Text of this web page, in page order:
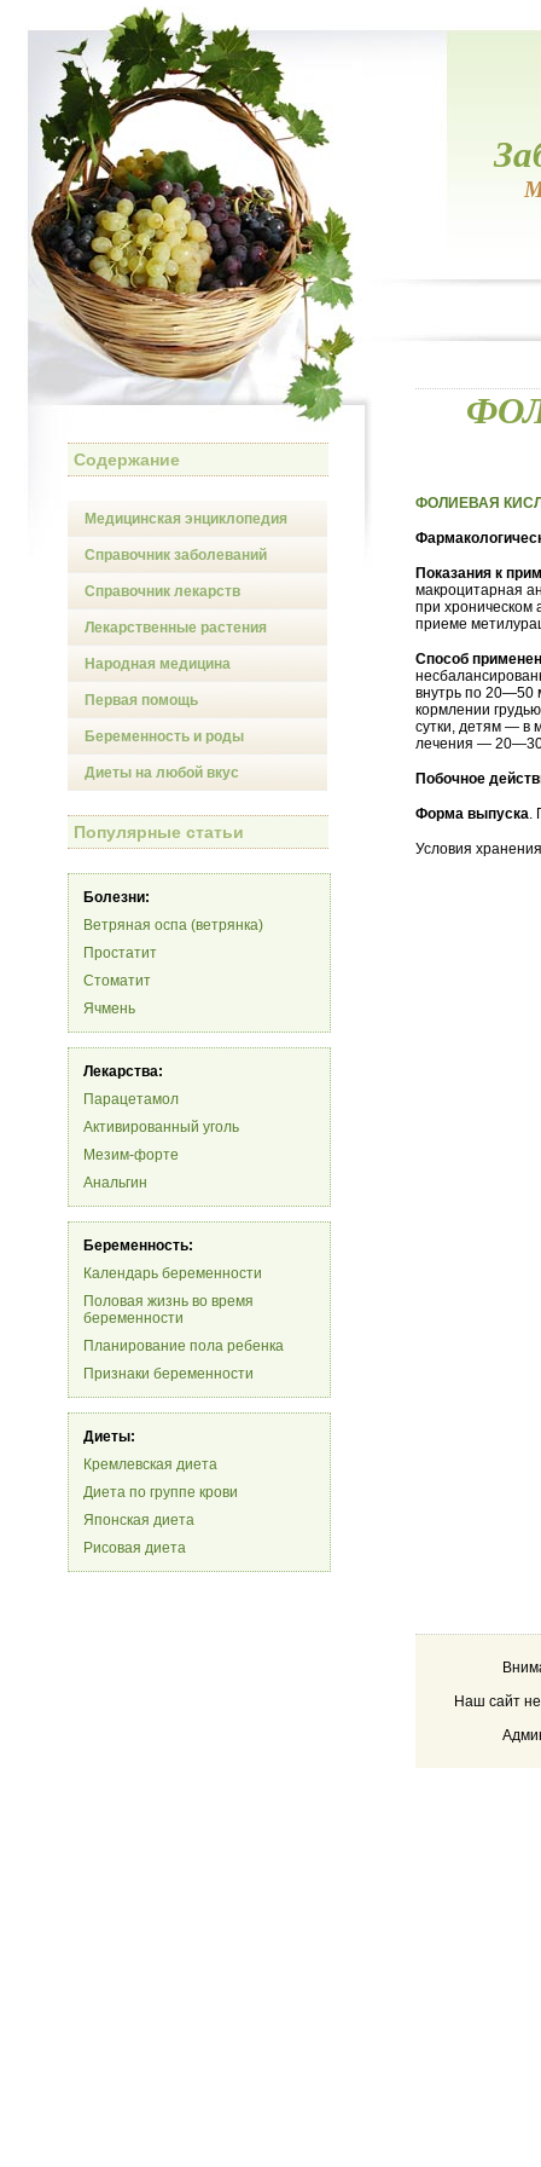
Содержание
Медицинская энциклопедия
Справочник заболеваний
Справочник лекарств
Лекарственные растения
Народная медицина
Первая помощь
Беременность и роды
Диеты на любой вкус
Популярные статьи
Болезни:
Ветряная оспа (ветрянка)
Простатит
Стоматит
Ячмень
Лекарства:
Парацетамол
Активированный уголь
Мезим-форте
Анальгин
Беременность:
Календарь беременности
Половая жизнь во время
беременности
Планирование пола ребенка
Признаки беременности
Диеты:
Кремлевская диета
Диета по группе крови
Японская диета
Рисовая диета
ФОЛИЕВАЯ
Показания к
макроцитарная
при хроническом
приеме
Способ
внутрь по 20—50
кормлении
сутки, детям — в
лечения —
Побочное
Форма выпуска.
Условия
Наш сайт